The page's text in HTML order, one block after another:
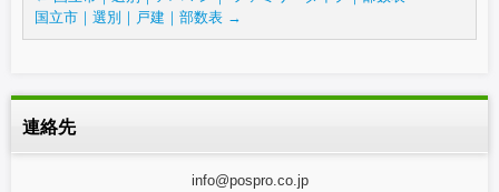
国立市｜選別｜戸建｜部数表 →
連絡先
info@pospro.co.jp